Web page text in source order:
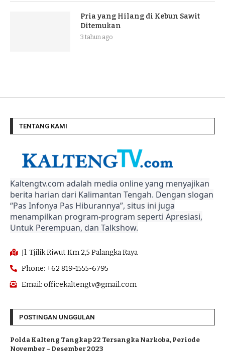
Pria yang Hilang di Kebun Sawit
Ditemukan
3 tahun ago
TENTANG KAMI
Kaltengtv.com adalah media online yang menyajikan
berita harian dari Kalimantan Tengah. Dengan slogan
“Pas Infonya Pas Hiburannya”, situs ini juga
menampilkan program-program seperti Apresiasi,
Untuk Perempuan, dan Talkshow.
Jl. Tjilik Riwut Km 2,5 Palangka Raya
Phone: +62 819-1555-6795
Email: officekaltengtv@gmail.com
POSTINGAN UNGGULAN
Polda Kalteng Tangkap 22 Tersangka Narkoba, Periode
November – Desember 2023